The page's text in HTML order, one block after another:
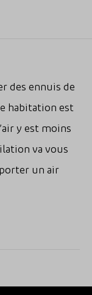
des ennuis de
habitation est
y est moins
va vous
un air